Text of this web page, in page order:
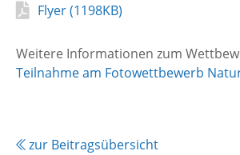
PDF
überspringen
Flyer (1198KB)
Weitere Informationen zum
Teilnahme am Fotowettbewerb
zur Beitragsübersicht